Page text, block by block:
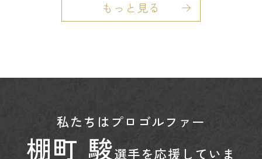
を踏まえた判断は、早めに整理しておくほど安心に
つながります。このコラムでは、自宅を資産として
もっと見る
私たちはプロゴルファー
棚町 駿選手を応援していま